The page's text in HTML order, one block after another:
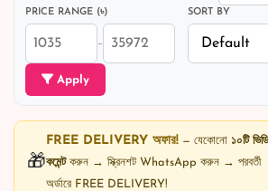
PRICE RANGE (৳)
–
SORT BY
Apply
🎁
FREE DELIVERY অফার! — যেকোনো ১০টি
কমেন্টকরুন → স্ক্রিনশট WhatsApp করুন → পরবর্তী
অর্ডারে FREE DELIVERY!